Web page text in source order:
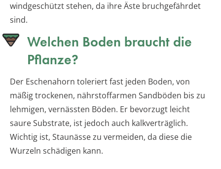
windgeschützt stehen, da ihre Äste bruchgefährdet
sind.
Welchen Boden braucht die
Pflanze?
Der Eschenahorn toleriert fast jeden Boden, von
mäßig trockenen, nährstoffarmen Sandböden bis zu
lehmigen, vernässten Böden. Er bevorzugt leicht
saure Substrate, ist jedoch auch kalkverträglich.
Wichtig ist, Staunässe zu vermeiden, da diese die
Wurzeln schädigen kann.